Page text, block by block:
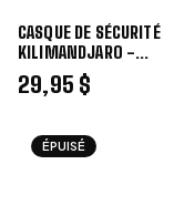
CASQUE DE SÉCURITÉ
KILIMANDJARO -
HP641R
29,95 $
ÉPUISÉ